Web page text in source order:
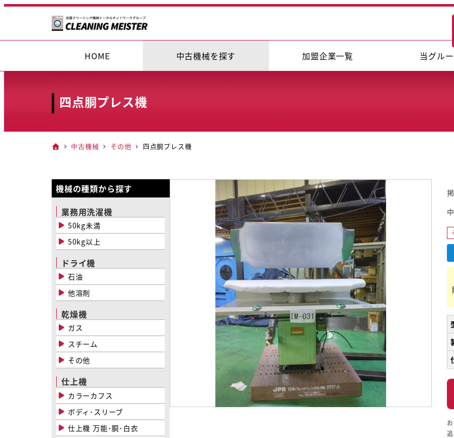
メ
ン
HOME 中古機械を探す 加盟企業一覧 当グル
四点胴プレス機
中古機械 その他 四点胴プレス機
機械の種類から探す
業務用洗濯機
50kg未満
50kg以上
ドライ機
石油
他溶剤
乾燥機
ガス
スチーム
その他
仕上機
カラーカフス
ボディ･スリーブ
仕上機 万能･胴･白衣